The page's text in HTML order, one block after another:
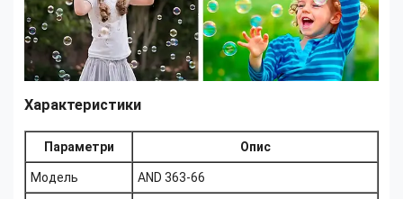
Характеристики
Параметри Опис
Модель AND 363-66